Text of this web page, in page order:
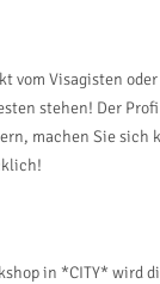
vom Visagisten
stehen! Der
machen Sie sich
in *CITY* wird